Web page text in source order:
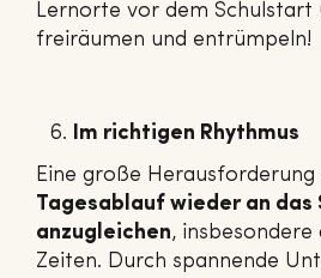
Lernorte vor dem Schulstart
freiräumen und entrümpeln!
Im richtigen Rhythmus
Eine große Herausforderung
Tagesablauf wieder an das
anzugleichen,
Zeiten. Durch spannende